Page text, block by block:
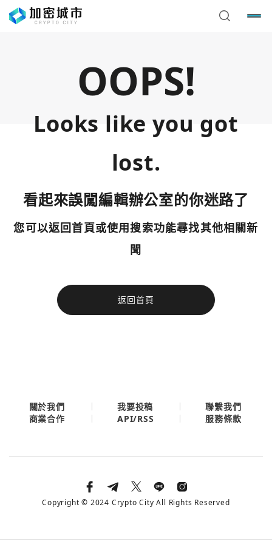
OOPS!
Looks like you got
lost.
看起來誤闖編輯辦公室的你迷路了
您可以返回首頁或使用搜索功能尋找其他相關新
聞
返回首頁
今日熱門
使用以下帳號繼續
您已閒置5分鐘，請點擊關閉按鈕或空白處，即可回到加密
今日熱門
關於我們 我要投稿
聯繫我們
商業合作
API/RSS 服務條款
Copyright © 2024 Crypto City All Rights Reserved